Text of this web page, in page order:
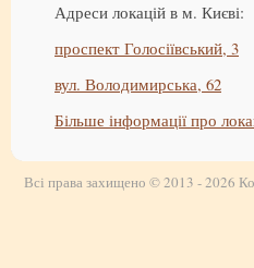
Адреси локацій в м. Києві:
проспект Голосіївський, 3
вул. Володимирська, 62
Більше інформації про
Всі права захищено © 2013 - 2026